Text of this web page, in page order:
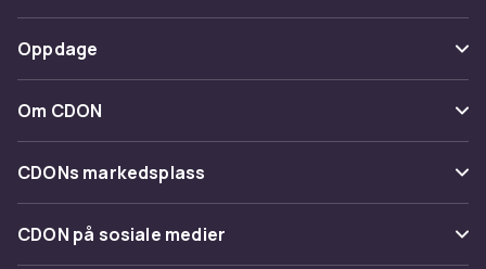
Spor pakke
Angre & returner her
Kontakt oss
Betaling
Levering
Tilbakekallinger
Oppdage
Kategorier
Varemerker
Om CDON
Om oss
Kundeanmeldelser
Jobbe på CDON
CDONs markedsplass
Merchant Help Center
CDON på sosiale medier